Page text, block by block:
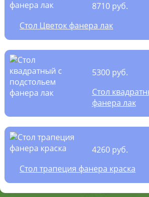
8710 руб.
Стол Цветок фанера лак
5300 руб.
Стол
фанера лак
4260 руб.
Стол трапеция фанера краска